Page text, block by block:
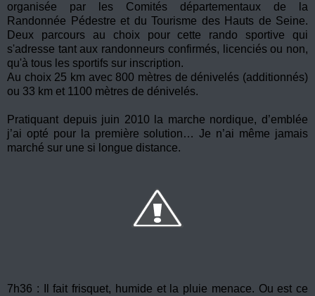
organisée par les Comités départementaux de la
Randonnée Pédestre et du Tourisme des Hauts de Seine.
Deux parcours au choix pour cette rando sportive qui
s'adresse tant aux randonneurs confirmés, licenciés ou non,
qu'à tous les sportifs sur inscription.
Au choix 25 km avec 800 mètres de dénivelés (additionnés)
ou 33 km et 1100 mètres de dénivelés.
Pratiquant depuis juin 2010 la marche nordique, d’emblée
j’ai opté pour la première solution… Je n’ai même jamais
marché sur une si longue distance.
7h36 : Il fait frisquet, humide et la pluie menace. Ou est ce